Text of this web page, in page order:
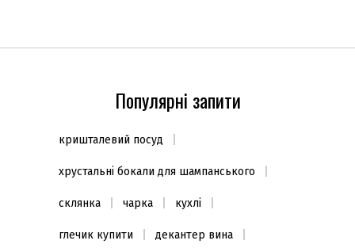
Популярні запити
кришталевий посуд
хрустальні бокали для шампанського
склянка чарка кухлі
глечик купити декантер вина